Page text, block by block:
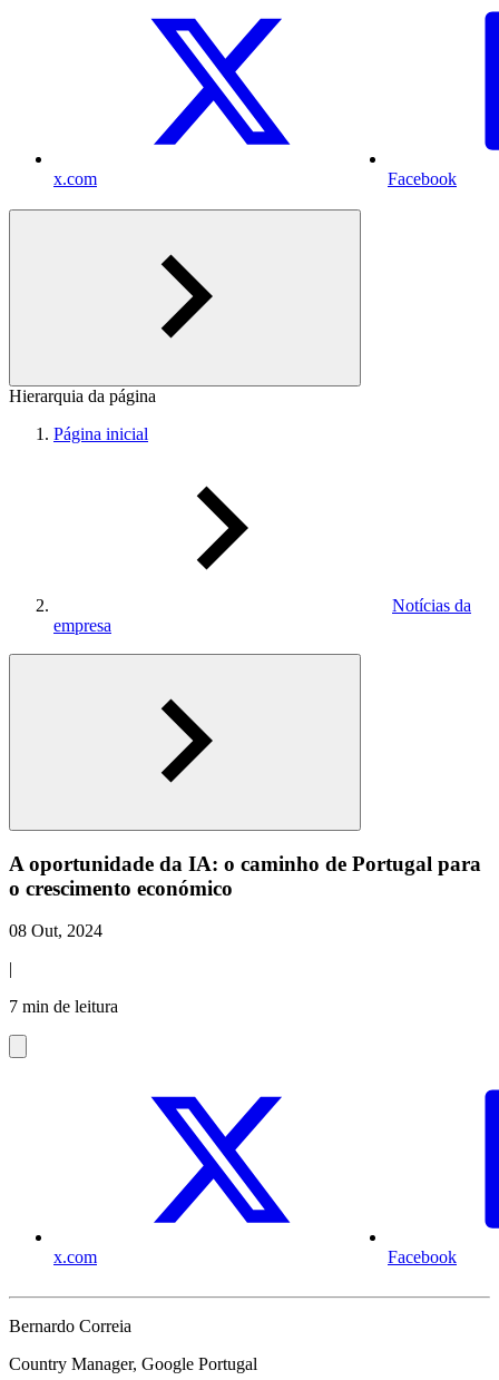
x.com Facebook
Hierarquia da página
Página inicial
Notícias da
empresa
A oportunidade da IA: o caminho de Portugal para
o crescimento económico
08 Out, 2024
|
7 min de leitura
x.com Facebook
Bernardo Correia
Country Manager, Google Portugal